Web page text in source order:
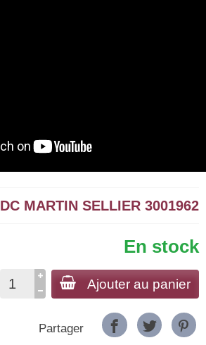
DC MARTIN SELLIER 3001962
En stock
Ajouter au panier
Partager